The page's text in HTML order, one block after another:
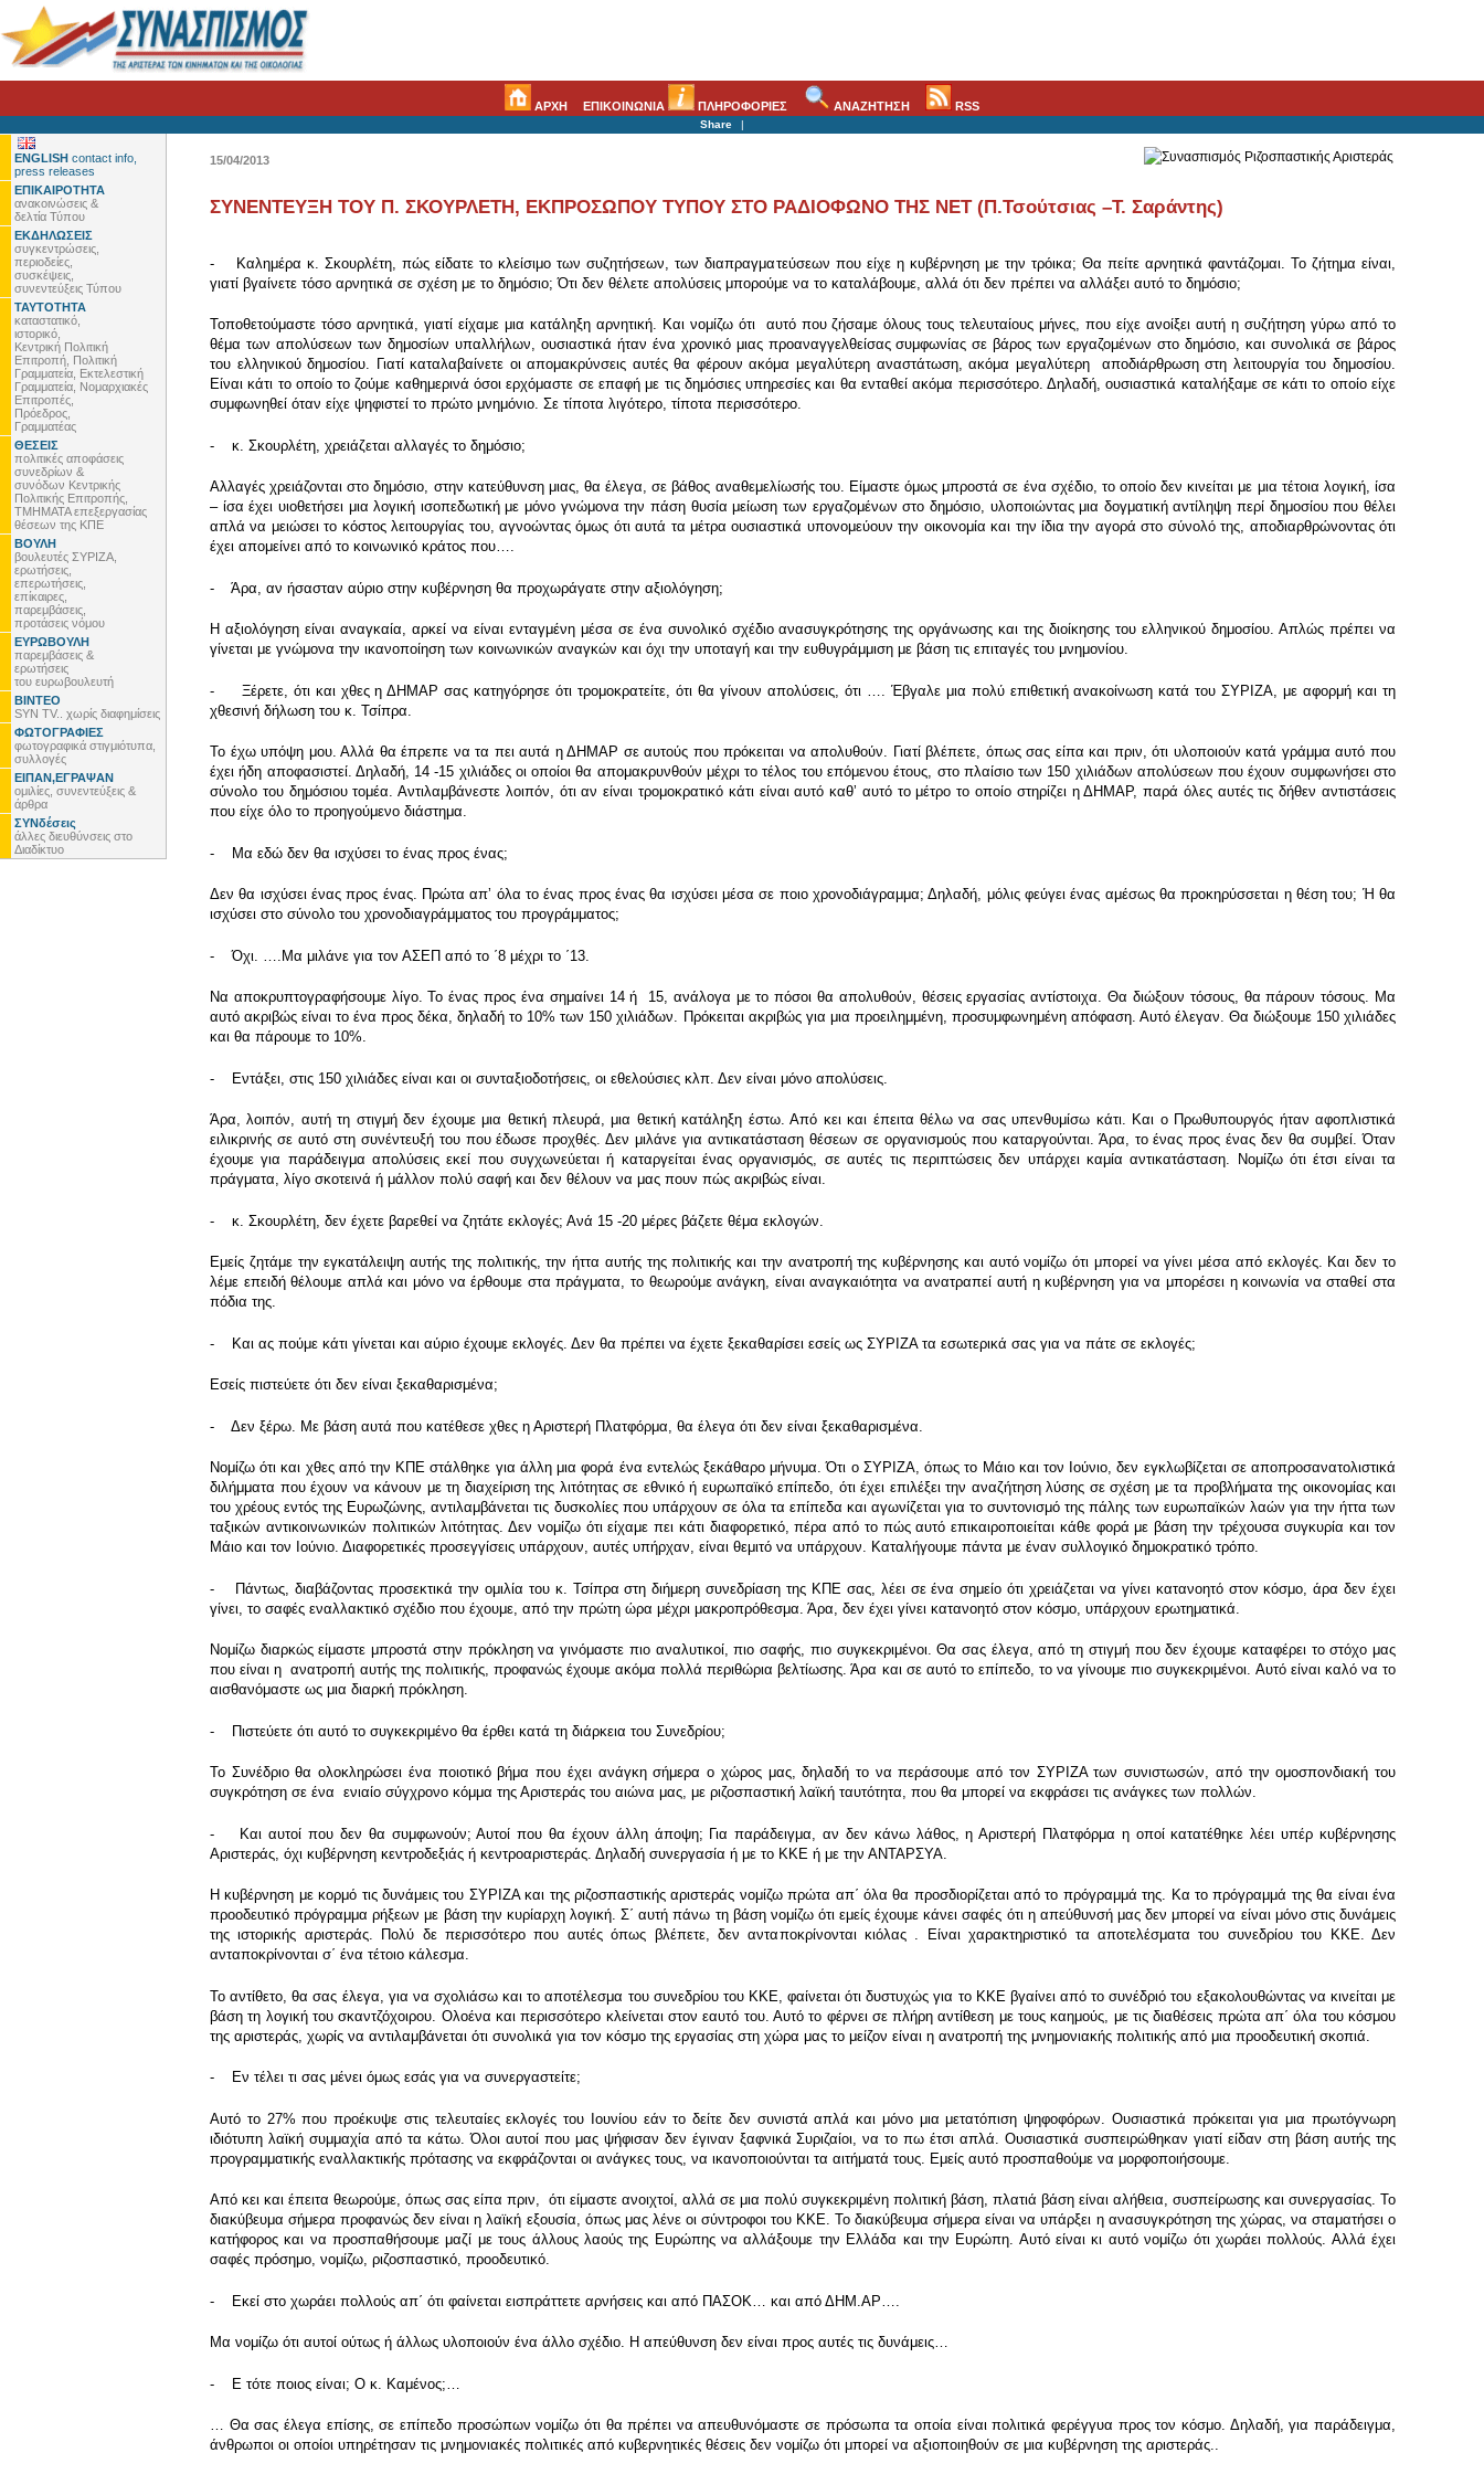
ΑΡΧΗ ΕΠΙΚΟΙΝΩΝΙΑ ΠΛΗΡΟΦΟΡΙΕΣ ΑΝΑΖΗΤΗΣΗ RSS
Share |
ENGLISH contact info,
press releases
ΕΠΙΚΑΙΡΟΤΗΤΑ
ανακοινώσεις &
δελτία Τύπου
ΕΚΔΗΛΩΣΕΙΣ
συγκεντρώσεις,
περιοδείες,
συσκέψεις,
συνεντεύξεις Τύπου
ΤΑΥΤΟΤΗΤΑ
καταστατικό,
ιστορικό,
Κεντρική Πολιτική
Επιτροπή, Πολιτική
Γραμματεία, Εκτελεστική
Γραμματεία, Νομαρχιακές
Επιτροπές,
Πρόεδρος,
Γραμματέας
ΘΕΣΕΙΣ
πολιτικές αποφάσεις
συνεδρίων &
συνόδων Κεντρικής
Πολιτικής Επιτροπής,
ΤΜΗΜΑΤΑ επεξεργασίας
θέσεων της ΚΠΕ
ΒΟΥΛΗ
βουλευτές ΣΥΡΙΖΑ,
ερωτήσεις,
επερωτήσεις,
επίκαιρες,
παρεμβάσεις,
προτάσεις νόμου
ΕΥΡΩΒΟΥΛΗ
παρεμβάσεις &
ερωτήσεις
του ευρωβουλευτή
ΒΙΝΤΕΟ
SYN TV.. χωρίς διαφημίσεις
ΦΩΤΟΓΡΑΦΙΕΣ
φωτογραφικά στιγμιότυπα,
συλλογές
ΕΙΠΑΝ,ΕΓΡΑΨΑΝ
ομιλίες, συνεντεύξεις &
άρθρα
ΣΥΝδέσεις
άλλες διευθύνσεις στο
Διαδίκτυο
15/04/2013
ΣΥΝΕΝΤΕΥΞΗ ΤΟΥ Π. ΣΚΟΥΡΛΕΤΗ, ΕΚΠΡΟΣΩΠΟΥ ΤΥΠΟΥ ΣΤΟ ΡΑΔΙΟΦΩΝΟ ΤΗΣ ΝΕΤ (Π.Τσούτσιας –Τ. Σαράντης)
- Καλημέρα κ. Σκουρλέτη, πώς είδατε το κλείσιμο των συζητήσεων, των διαπραγματεύσεων που είχε η κυβέρνηση με την τρόικα; Θα πείτε αρνητικά φαντάζομαι. Το ζήτημα είναι,
γιατί βγαίνετε τόσο αρνητικά σε σχέση με το δημόσιο; Ότι δεν θέλετε απολύσεις μπορούμε να το καταλάβουμε, αλλά ότι δεν πρέπει να αλλάξει αυτό το δημόσιο;
Τοποθετούμαστε τόσο αρνητικά, γιατί είχαμε μια κατάληξη αρνητική. Και νομίζω ότι αυτό που ζήσαμε όλους τους τελευταίους μήνες, που είχε ανοίξει αυτή η συζήτηση γύρω από το
θέμα των απολύσεων των δημοσίων υπαλλήλων, ουσιαστικά ήταν ένα χρονικό μιας προαναγγελθείσας συμφωνίας σε βάρος των εργαζομένων στο δημόσιο, και συνολικά σε βάρος
του ελληνικού δημοσίου. Γιατί καταλαβαίνετε οι απομακρύνσεις αυτές θα φέρουν ακόμα μεγαλύτερη αναστάτωση, ακόμα μεγαλύτερη αποδιάρθρωση στη λειτουργία του δημοσίου.
Είναι κάτι το οποίο το ζούμε καθημερινά όσοι ερχόμαστε σε επαφή με τις δημόσιες υπηρεσίες και θα ενταθεί ακόμα περισσότερο. Δηλαδή, ουσιαστικά καταλήξαμε σε κάτι το οποίο είχε
συμφωνηθεί όταν είχε ψηφιστεί το πρώτο μνημόνιο. Σε τίποτα λιγότερο, τίποτα περισσότερο.
- κ. Σκουρλέτη, χρειάζεται αλλαγές το δημόσιο;
Αλλαγές χρειάζονται στο δημόσιο, στην κατεύθυνση μιας, θα έλεγα, σε βάθος αναθεμελίωσής του. Είμαστε όμως μπροστά σε ένα σχέδιο, το οποίο δεν κινείται με μια τέτοια λογική, ίσα
– ίσα έχει υιοθετήσει μια λογική ισοπεδωτική με μόνο γνώμονα την πάση θυσία μείωση των εργαζομένων στο δημόσιο, υλοποιώντας μια δογματική αντίληψη περί δημοσίου που θέλει
απλά να μειώσει το κόστος λειτουργίας του, αγνοώντας όμως ότι αυτά τα μέτρα ουσιαστικά υπονομεύουν την οικονομία και την ίδια την αγορά στο σύνολό της, αποδιαρθρώνοντας ότι
έχει απομείνει από το κοινωνικό κράτος που….
- Άρα, αν ήσασταν αύριο στην κυβέρνηση θα προχωράγατε στην αξιολόγηση;
Η αξιολόγηση είναι αναγκαία, αρκεί να είναι ενταγμένη μέσα σε ένα συνολικό σχέδιο ανασυγκρότησης της οργάνωσης και της διοίκησης του ελληνικού δημοσίου. Απλώς πρέπει να
γίνεται με γνώμονα την ικανοποίηση των κοινωνικών αναγκών και όχι την υποταγή και την ευθυγράμμιση με βάση τις επιταγές του μνημονίου.
- Ξέρετε, ότι και χθες η ΔΗΜΑΡ σας κατηγόρησε ότι τρομοκρατείτε, ότι θα γίνουν απολύσεις, ότι …. Έβγαλε μια πολύ επιθετική ανακοίνωση κατά του ΣΥΡΙΖΑ, με αφορμή και τη
χθεσινή δήλωση του κ. Τσίπρα.
Το έχω υπόψη μου. Αλλά θα έπρεπε να τα πει αυτά η ΔΗΜΑΡ σε αυτούς που πρόκειται να απολυθούν. Γιατί βλέπετε, όπως σας είπα και πριν, ότι υλοποιούν κατά γράμμα αυτό που
έχει ήδη αποφασιστεί. Δηλαδή, 14 -15 χιλιάδες οι οποίοι θα απομακρυνθούν μέχρι το τέλος του επόμενου έτους, στο πλαίσιο των 150 χιλιάδων απολύσεων που έχουν συμφωνήσει στο
σύνολο του δημόσιου τομέα. Αντιλαμβάνεστε λοιπόν, ότι αν είναι τρομοκρατικό κάτι είναι αυτό καθʼ αυτό το μέτρο το οποίο στηρίζει η ΔΗΜΑΡ, παρά όλες αυτές τις δήθεν αντιστάσεις
που είχε όλο το προηγούμενο διάστημα.
- Μα εδώ δεν θα ισχύσει το ένας προς ένας;
Δεν θα ισχύσει ένας προς ένας. Πρώτα απʼ όλα το ένας προς ένας θα ισχύσει μέσα σε ποιο χρονοδιάγραμμα; Δηλαδή, μόλις φεύγει ένας αμέσως θα προκηρύσσεται η θέση του; Ή θα
ισχύσει στο σύνολο του χρονοδιαγράμματος του προγράμματος;
- Όχι. ….Μα μιλάνε για τον ΑΣΕΠ από το ΄8 μέχρι το ΄13.
Να αποκρυπτογραφήσουμε λίγο. Το ένας προς ένα σημαίνει 14 ή 15, ανάλογα με το πόσοι θα απολυθούν, θέσεις εργασίας αντίστοιχα. Θα διώξουν τόσους, θα πάρουν τόσους. Μα
αυτό ακριβώς είναι το ένα προς δέκα, δηλαδή το 10% των 150 χιλιάδων. Πρόκειται ακριβώς για μια προειλημμένη, προσυμφωνημένη απόφαση. Αυτό έλεγαν. Θα διώξουμε 150 χιλιάδες
και θα πάρουμε το 10%.
- Εντάξει, στις 150 χιλιάδες είναι και οι συνταξιοδοτήσεις, οι εθελούσιες κλπ. Δεν είναι μόνο απολύσεις.
Άρα, λοιπόν, αυτή τη στιγμή δεν έχουμε μια θετική πλευρά, μια θετική κατάληξη έστω. Από κει και έπειτα θέλω να σας υπενθυμίσω κάτι. Και ο Πρωθυπουργός ήταν αφοπλιστικά
ειλικρινής σε αυτό στη συνέντευξή του που έδωσε προχθές. Δεν μιλάνε για αντικατάσταση θέσεων σε οργανισμούς που καταργούνται. Άρα, το ένας προς ένας δεν θα συμβεί. Όταν
έχουμε για παράδειγμα απολύσεις εκεί που συγχωνεύεται ή καταργείται ένας οργανισμός, σε αυτές τις περιπτώσεις δεν υπάρχει καμία αντικατάσταση. Νομίζω ότι έτσι είναι τα
πράγματα, λίγο σκοτεινά ή μάλλον πολύ σαφή και δεν θέλουν να μας πουν πώς ακριβώς είναι.
- κ. Σκουρλέτη, δεν έχετε βαρεθεί να ζητάτε εκλογές; Ανά 15 -20 μέρες βάζετε θέμα εκλογών.
Εμείς ζητάμε την εγκατάλειψη αυτής της πολιτικής, την ήττα αυτής της πολιτικής και την ανατροπή της κυβέρνησης και αυτό νομίζω ότι μπορεί να γίνει μέσα από εκλογές. Και δεν το
λέμε επειδή θέλουμε απλά και μόνο να έρθουμε στα πράγματα, το θεωρούμε ανάγκη, είναι αναγκαιότητα να ανατραπεί αυτή η κυβέρνηση για να μπορέσει η κοινωνία να σταθεί στα
πόδια της.
- Και ας πούμε κάτι γίνεται και αύριο έχουμε εκλογές. Δεν θα πρέπει να έχετε ξεκαθαρίσει εσείς ως ΣΥΡΙΖΑ τα εσωτερικά σας για να πάτε σε εκλογές;
Εσείς πιστεύετε ότι δεν είναι ξεκαθαρισμένα;
- Δεν ξέρω. Με βάση αυτά που κατέθεσε χθες η Αριστερή Πλατφόρμα, θα έλεγα ότι δεν είναι ξεκαθαρισμένα.
Νομίζω ότι και χθες από την ΚΠΕ στάλθηκε για άλλη μια φορά ένα εντελώς ξεκάθαρο μήνυμα. Ότι ο ΣΥΡΙΖΑ, όπως το Μάιο και τον Ιούνιο, δεν εγκλωβίζεται σε αποπροσανατολιστικά
διλήμματα που έχουν να κάνουν με τη διαχείριση της λιτότητας σε εθνικό ή ευρωπαϊκό επίπεδο, ότι έχει επιλέξει την αναζήτηση λύσης σε σχέση με τα προβλήματα της οικονομίας και
του χρέους εντός της Ευρωζώνης, αντιλαμβάνεται τις δυσκολίες που υπάρχουν σε όλα τα επίπεδα και αγωνίζεται για το συντονισμό της πάλης των ευρωπαϊκών λαών για την ήττα των
ταξικών αντικοινωνικών πολιτικών λιτότητας. Δεν νομίζω ότι είχαμε πει κάτι διαφορετικό, πέρα από το πώς αυτό επικαιροποιείται κάθε φορά με βάση την τρέχουσα συγκυρία και τον
Μάιο και τον Ιούνιο. Διαφορετικές προσεγγίσεις υπάρχουν, αυτές υπήρχαν, είναι θεμιτό να υπάρχουν. Καταλήγουμε πάντα με έναν συλλογικό δημοκρατικό τρόπο.
- Πάντως, διαβάζοντας προσεκτικά την ομιλία του κ. Τσίπρα στη διήμερη συνεδρίαση της ΚΠΕ σας, λέει σε ένα σημείο ότι χρειάζεται να γίνει κατανοητό στον κόσμο, άρα δεν έχει
γίνει, το σαφές εναλλακτικό σχέδιο που έχουμε, από την πρώτη ώρα μέχρι μακροπρόθεσμα. Άρα, δεν έχει γίνει κατανοητό στον κόσμο, υπάρχουν ερωτηματικά.
Νομίζω διαρκώς είμαστε μπροστά στην πρόκληση να γινόμαστε πιο αναλυτικοί, πιο σαφής, πιο συγκεκριμένοι. Θα σας έλεγα, από τη στιγμή που δεν έχουμε καταφέρει το στόχο μας
που είναι η ανατροπή αυτής της πολιτικής, προφανώς έχουμε ακόμα πολλά περιθώρια βελτίωσης. Άρα και σε αυτό το επίπεδο, το να γίνουμε πιο συγκεκριμένοι. Αυτό είναι καλό να το
αισθανόμαστε ως μια διαρκή πρόκληση.
- Πιστεύετε ότι αυτό το συγκεκριμένο θα έρθει κατά τη διάρκεια του Συνεδρίου;
Το Συνέδριο θα ολοκληρώσει ένα ποιοτικό βήμα που έχει ανάγκη σήμερα ο χώρος μας, δηλαδή το να περάσουμε από τον ΣΥΡΙΖΑ των συνιστωσών, από την ομοσπονδιακή του
συγκρότηση σε ένα ενιαίο σύγχρονο κόμμα της Αριστεράς του αιώνα μας, με ριζοσπαστική λαϊκή ταυτότητα, που θα μπορεί να εκφράσει τις ανάγκες των πολλών.
- Και αυτοί που δεν θα συμφωνούν; Αυτοί που θα έχουν άλλη άποψη; Για παράδειγμα, αν δεν κάνω λάθος, η Αριστερή Πλατφόρμα η οποί κατατέθηκε λέει υπέρ κυβέρνησης
Αριστεράς, όχι κυβέρνηση κεντροδεξιάς ή κεντροαριστεράς. Δηλαδή συνεργασία ή με το ΚΚΕ ή με την ΑΝΤΑΡΣΥΑ.
Η κυβέρνηση με κορμό τις δυνάμεις του ΣΥΡΙΖΑ και της ριζοσπαστικής αριστεράς νομίζω πρώτα απ΄ όλα θα προσδιορίζεται από το πρόγραμμά της. Κα το πρόγραμμά της θα είναι ένα
προοδευτικό πρόγραμμα ρήξεων με βάση την κυρίαρχη λογική. Σ΄ αυτή πάνω τη βάση νομίζω ότι εμείς έχουμε κάνει σαφές ότι η απεύθυνσή μας δεν μπορεί να είναι μόνο στις δυνάμεις
της ιστορικής αριστεράς. Πολύ δε περισσότερο που αυτές όπως βλέπετε, δεν ανταποκρίνονται κιόλας . Είναι χαρακτηριστικό τα αποτελέσματα του συνεδρίου του ΚΚΕ. Δεν
ανταποκρίνονται σ΄ ένα τέτοιο κάλεσμα.
Το αντίθετο, θα σας έλεγα, για να σχολιάσω και το αποτέλεσμα του συνεδρίου του ΚΚΕ, φαίνεται ότι δυστυχώς για το ΚΚΕ βγαίνει από το συνέδριό του εξακολουθώντας να κινείται με
βάση τη λογική του σκαντζόχοιρου. Ολοένα και περισσότερο κλείνεται στον εαυτό του. Αυτό το φέρνει σε πλήρη αντίθεση με τους καημούς, με τις διαθέσεις πρώτα απ΄ όλα του κόσμου
της αριστεράς, χωρίς να αντιλαμβάνεται ότι συνολικά για τον κόσμο της εργασίας στη χώρα μας το μείζον είναι η ανατροπή της μνημονιακής πολιτικής από μια προοδευτική σκοπιά.
- Εν τέλει τι σας μένει όμως εσάς για να συνεργαστείτε;
Αυτό το 27% που προέκυψε στις τελευταίες εκλογές του Ιουνίου εάν το δείτε δεν συνιστά απλά και μόνο μια μετατόπιση ψηφοφόρων. Ουσιαστικά πρόκειται για μια πρωτόγνωρη
ιδιότυπη λαϊκή συμμαχία από τα κάτω. Όλοι αυτοί που μας ψήφισαν δεν έγιναν ξαφνικά Συριζαίοι, να το πω έτσι απλά. Ουσιαστικά συσπειρώθηκαν γιατί είδαν στη βάση αυτής της
προγραμματικής εναλλακτικής πρότασης να εκφράζονται οι ανάγκες τους, να ικανοποιούνται τα αιτήματά τους. Εμείς αυτό προσπαθούμε να μορφοποιήσουμε.
Από κει και έπειτα θεωρούμε, όπως σας είπα πριν, ότι είμαστε ανοιχτοί, αλλά σε μια πολύ συγκεκριμένη πολιτική βάση, πλατιά βάση είναι αλήθεια, συσπείρωσης και συνεργασίας. Το
διακύβευμα σήμερα προφανώς δεν είναι η λαϊκή εξουσία, όπως μας λένε οι σύντροφοι του ΚΚΕ. Το διακύβευμα σήμερα είναι να υπάρξει η ανασυγκρότηση της χώρας, να σταματήσει ο
κατήφορος και να προσπαθήσουμε μαζί με τους άλλους λαούς της Ευρώπης να αλλάξουμε την Ελλάδα και την Ευρώπη. Αυτό είναι κι αυτό νομίζω ότι χωράει πολλούς. Αλλά έχει
σαφές πρόσημο, νομίζω, ριζοσπαστικό, προοδευτικό.
- Εκεί στο χωράει πολλούς απ΄ ότι φαίνεται εισπράττετε αρνήσεις και από ΠΑΣΟΚ… και από ΔΗΜ.ΑΡ….
Μα νομίζω ότι αυτοί ούτως ή άλλως υλοποιούν ένα άλλο σχέδιο. Η απεύθυνση δεν είναι προς αυτές τις δυνάμεις…
- Ε τότε ποιος είναι; Ο κ. Καμένος;…
… Θα σας έλεγα επίσης, σε επίπεδο προσώπων νομίζω ότι θα πρέπει να απευθυνόμαστε σε πρόσωπα τα οποία είναι πολιτικά φερέγγυα προς τον κόσμο. Δηλαδή, για παράδειγμα,
άνθρωποι οι οποίοι υπηρέτησαν τις μνημονιακές πολιτικές από κυβερνητικές θέσεις δεν νομίζω ότι μπορεί να αξιοποιηθούν σε μια κυβέρνηση της αριστεράς..